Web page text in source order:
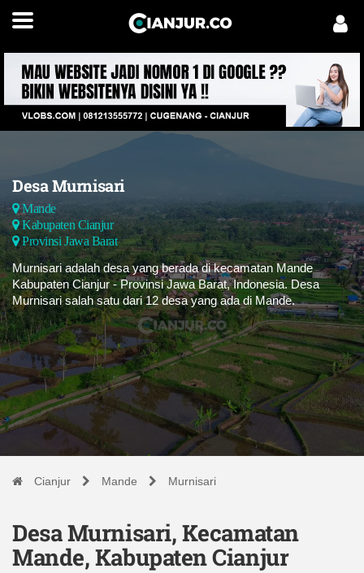
Desa Murnisari
Mande
Kabupaten Cianjur
Provinsi Jawa Barat
Murnisari adalah desa yang berada di kecamatan Mande
Kabupaten Cianjur - Provinsi Jawa Barat, Indonesia. Desa
Murnisari salah satu dari 12 desa yang ada di Mande.
Cianjur Mande Murnisari
Desa Murnisari, Kecamatan
Mande, Kabupaten Cianjur